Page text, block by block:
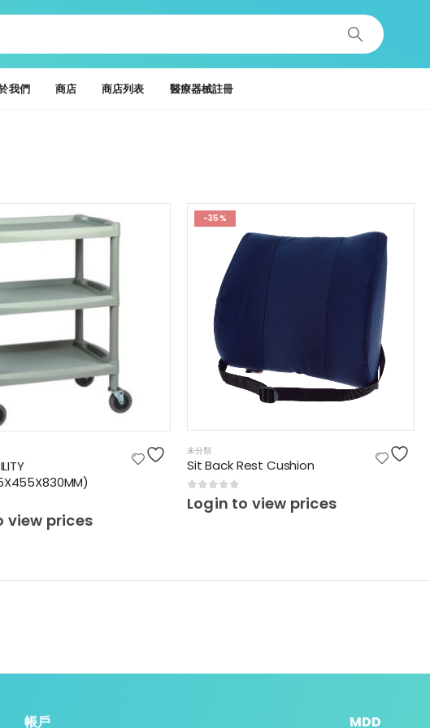
我們 商店 商店列表 醫療器械註冊
view prices
-35%
未分類
Sit Back Rest Cushion
0 out of 5
Login to view prices
帳戶 MDD